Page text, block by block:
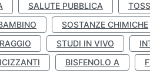
SALUTE PUBBLICA
SOSTANZE CHIMICHE
STUDI IN VIVO
BISFENOLO A